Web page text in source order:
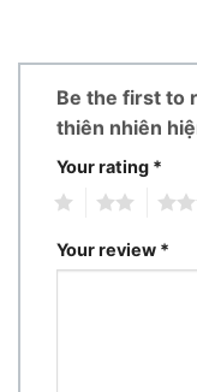
Be the first to
thiên nhiên
Your rating *
Your review *